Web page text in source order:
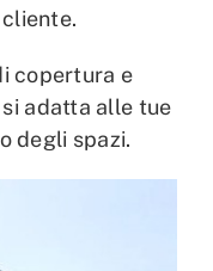
copertura e
adatta alle tue
degli spazi.